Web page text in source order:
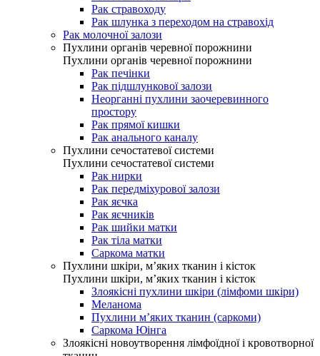
Рак стравоходу
Рак шлунка з переходом на стравохід
Рак молочної залози
Пухлини органів черевної порожнини
Пухлини органів черевної порожнини
Рак печінки
Рак підшлункової залози
Неорганні пухлини заочеревинного
простору
Рак прямої кишки
Рак анального каналу
Пухлини сечостатевої системи
Пухлини сечостатевої системи
Рак нирки
Рак передміхурової залози
Рак яєчка
Рак яєчників
Рак шийки матки
Рак тіла матки
Саркома матки
Пухлини шкіри, м’яких тканин і кісток
Пухлини шкіри, м’яких тканин і кісток
Злоякісні пухлини шкіри (лімфоми шкіри)
Меланома
Пухлини м’яких тканин (саркоми)
Саркома Юінга
Злоякісні новоутворення лімфоїдної і кровотворної